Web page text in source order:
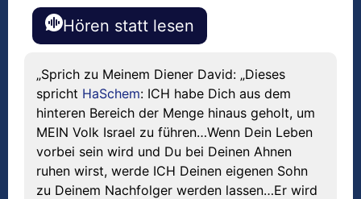
Hören statt lesen
„Sprich zu Meinem Diener David: „Dieses
spricht HaSchem: ICH habe Dich aus dem
hinteren Bereich der Menge hinaus geholt, um
MEIN Volk Israel zu führen…Wenn Dein Leben
vorbei sein wird und Du bei Deinen Ahnen
ruhen wirst, werde ICH Deinen eigenen Sohn
zu Deinem Nachfolger werden lassen…Er wird